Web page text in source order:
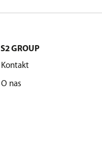
S2 GROUP
Kontakt
O nas